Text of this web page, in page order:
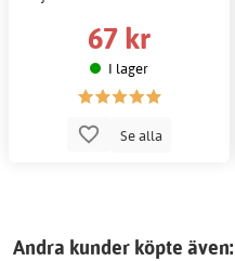
67 kr
I lager
Se alla
Andra kunder köpte även: